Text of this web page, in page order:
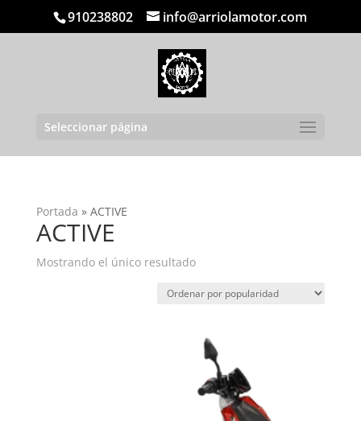
910238802 info@arriolamotor.com
Seleccionar página
Portada » ACTIVE
ACTIVE
Mostrando el único resultado